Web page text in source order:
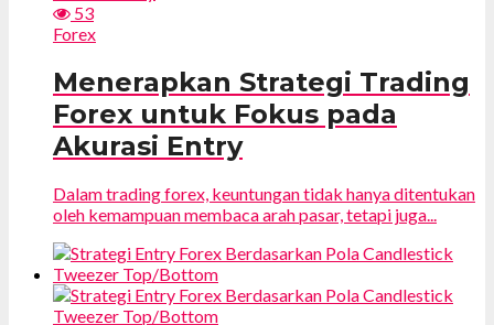
53
Forex
Menerapkan Strategi Trading
Forex untuk Fokus pada
Akurasi Entry
Dalam trading forex, keuntungan tidak hanya ditentukan
oleh kemampuan membaca arah pasar, tetapi juga...